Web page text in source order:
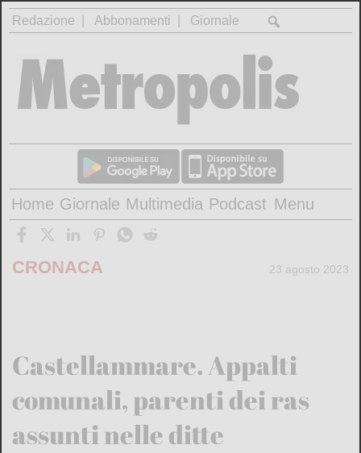
Redazione Abbonamenti Giornale
Home Giornale Multimedia Podcast Menu
CRONACA 23 agosto 2023
Castellammare. Appalti
comunali, parenti dei ras
assunti nelle ditte